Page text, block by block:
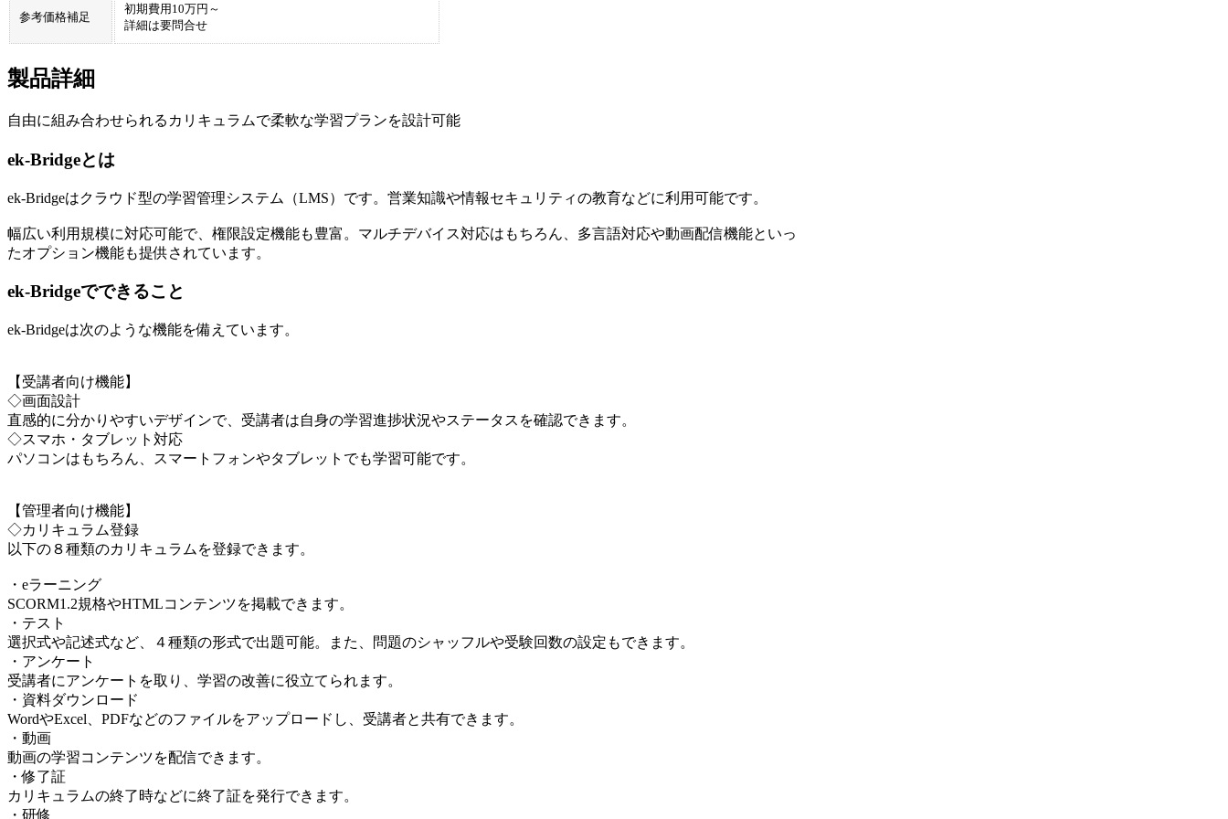
参考価格補足
初期費用10万円～
詳細は要問合せ
製品詳細
自由に組み合わせられるカリキュラムで柔軟な学習プランを設計可能
ek-Bridgeとは
ek-Bridgeはクラウド型の学習管理システム（LMS）です。営業知識や情報セキュリティの教育などに利用可能です。
幅広い利用規模に対応可能で、権限設定機能も豊富。マルチデバイス対応はもちろん、多言語対応や動画配信機能といっ
たオプション機能も提供されています。
ek-Bridgeでできること
ek-Bridgeは次のような機能を備えています。
【受講者向け機能】
◇画面設計
直感的に分かりやすいデザインで、受講者は自身の学習進捗状況やステータスを確認できます。
◇スマホ・タブレット対応
パソコンはもちろん、スマートフォンやタブレットでも学習可能です。
【管理者向け機能】
◇カリキュラム登録
以下の８種類のカリキュラムを登録できます。
・eラーニング
SCORM1.2規格やHTMLコンテンツを掲載できます。
・テスト
選択式や記述式など、４種類の形式で出題可能。また、問題のシャッフルや受験回数の設定もできます。
・アンケート
受講者にアンケートを取り、学習の改善に役立てられます。
・資料ダウンロード
WordやExcel、PDFなどのファイルをアップロードし、受講者と共有できます。
・動画
動画の学習コンテンツを配信できます。
・修了証
カリキュラムの終了時などに終了証を発行できます。
・研修